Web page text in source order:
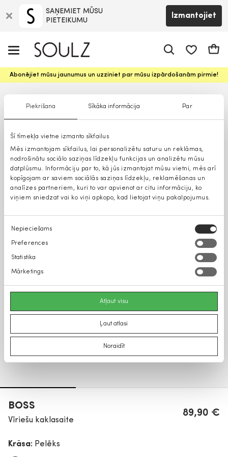
Piekrišana Sīkāka informācija Par
Šī tīmekļa vietne izmanto sīkfailus
Mēs izmantojam sīkfailus, lai personalizētu saturu un reklāmas,
nodrošinātu sociālo saziņas līdzekļu funkcijas un analizētu mūsu
datplūsmu. Informāciju par to, kā jūs izmantojat mūsu vietni, mēs arī
kopīgojam ar saviem sociālās saziņas līdzekļu, reklamēšanas un
analīzes partneriem, kuri to var apvienot ar citu informāciju, ko
viņiem sniedzat vai ko viņi apkopo, kad lietojat viņu pakalpojumus.
Piekrišanas
izvēle
Nepieciešams
Preferences
Statistika
Mārketings
Atļaut visu
Ļaut atlasi
Noraidīt
SAŅEMIET MŪSU
PIETEIKUMU
Izmantojiet
Abonējiet mūsu jaunumus un uzziniet par mūsu izpārdošanām pirmie!
BOSS
Vīriešu kaklasaite
89,90 €
Krāsa: Pelēks